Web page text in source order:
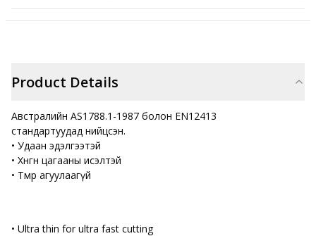
Product Details
Австралийн AS1788.1-1987 болон EN12413
стандартуудад нийцсэн.
• Удаан эдэлгээтэй
• Хөнгөн цагааны исэлтэй
• Төмөр агуулаагүй
• Ultra thin for ultra fast cutting